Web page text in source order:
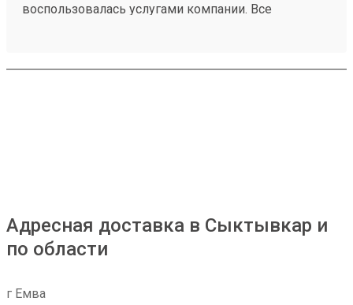
воспользовалась услугами компании. Все
Особая похвала водителю, который доставил заказ
Адресная доставка в Сыктывкар и
по области
г Емва